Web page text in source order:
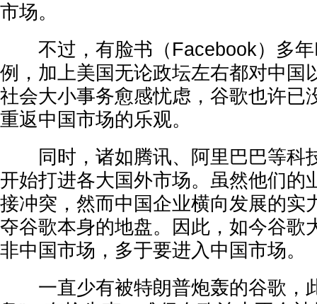
市场。
不过，有脸书（Facebook）多年
例，加上美国无论政坛左右都对中国
社会大小事务愈感忧虑，谷歌也许已
重返中国市场的乐观。
同时，诸如腾讯、阿里巴巴等科
开始打进各大国外市场。虽然他们的
接冲突，然而中国企业横向发展的实
夺谷歌本身的地盘。因此，如今谷歌
非中国市场，多于要进入中国市场。
一直少有被特朗普炮轰的谷歌，